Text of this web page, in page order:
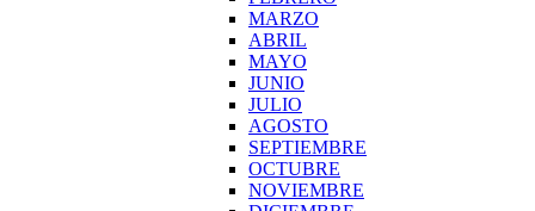
MARZO
ABRIL
MAYO
JUNIO
JULIO
AGOSTO
SEPTIEMBRE
OCTUBRE
NOVIEMBRE